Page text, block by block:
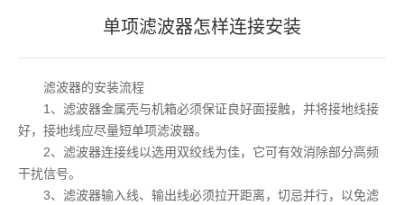
单项滤波器怎样连接安装
滤波器的安装流程
1、滤波器金属壳与机箱必须保证良好面接触，并将接地线接
好，接地线应尽量短单项滤波器。
2、滤波器连接线以选用双绞线为佳，它可有效消除部分高频
干扰信号。
3、滤波器输入线、输出线必须拉开距离，切忌并行，以免滤